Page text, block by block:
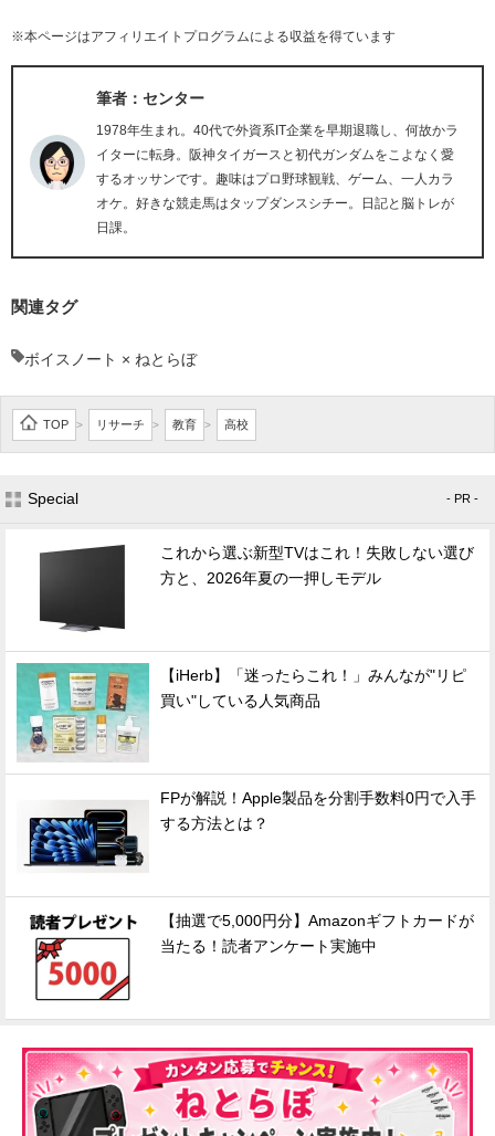
※本ページはアフィリエイトプログラムによる収益を得ています
筆者：センター
1978年生まれ。40代で外資系IT企業を早期退職し、何故かラ
イターに転身。阪神タイガースと初代ガンダムをこよなく愛
するオッサンです。趣味はプロ野球観戦、ゲーム、一人カラ
オケ。好きな競走馬はタップダンスシチー。日記と脳トレが
日課。
関連タグ
ボイスノート × ねとらぼ
TOP > リサーチ > 教育 > 高校
Special - PR -
これから選ぶ新型TVはこれ！失敗しない選び
方と、2026年夏の一押しモデル
【iHerb】「迷ったらこれ！」みんなが"リピ
買い"している人気商品
FPが解説！Apple製品を分割手数料0円で入手
する方法とは？
【抽選で5,000円分】Amazonギフトカードが
当たる！読者アンケート実施中